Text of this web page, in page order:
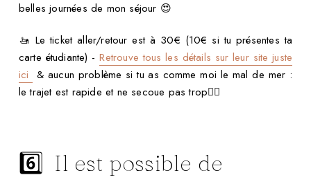
belles journées de mon séjour 😍
🚤 Le ticket aller/retour est à 30€ (10€ si tu présentes ta
carte étudiante) -Retrouve tous les détails sur leur site juste
ici & aucun problème si tu as comme moi le mal de mer :
le trajet est rapide et ne secoue pas trop👌🏻
6️⃣ Il est possible de